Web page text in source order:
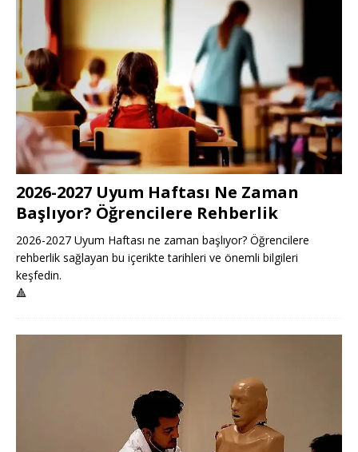
2026-2027 Uyum Haftası Ne Zaman
Başlıyor? Öğrencilere Rehberlik
2026-2027 Uyum Haftası ne zaman başlıyor? Öğrencilere
rehberlik sağlayan bu içerikte tarihleri ve önemli bilgileri
keşfedin.
🔺